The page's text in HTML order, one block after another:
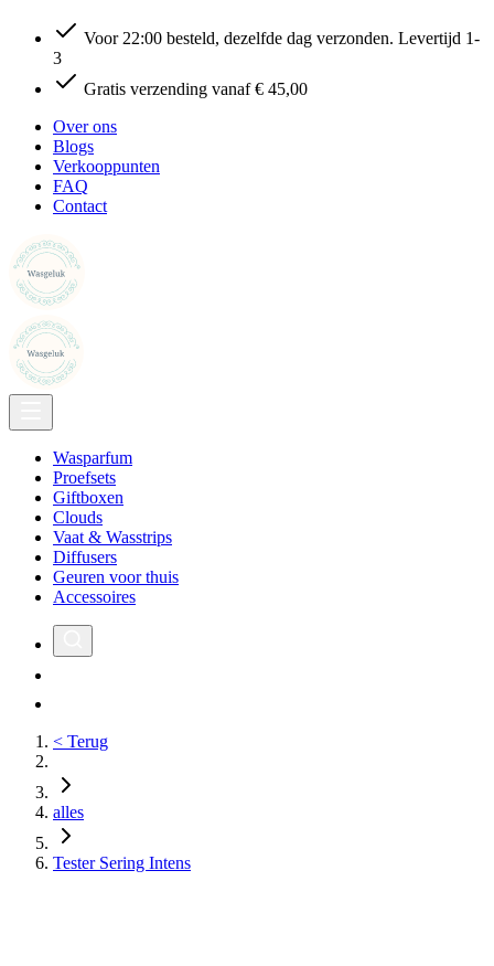
Voor 22:00 besteld, dezelfde dag verzonden. Levertijd 1-
3
Gratis verzending vanaf € 45,00
Over ons
Blogs
Verkooppunten
FAQ
Contact
Wasparfum
Proefsets
Giftboxen
Clouds
Vaat & Wasstrips
Diffusers
Geuren voor thuis
Accessoires
< Terug
alles
Tester Sering Intens